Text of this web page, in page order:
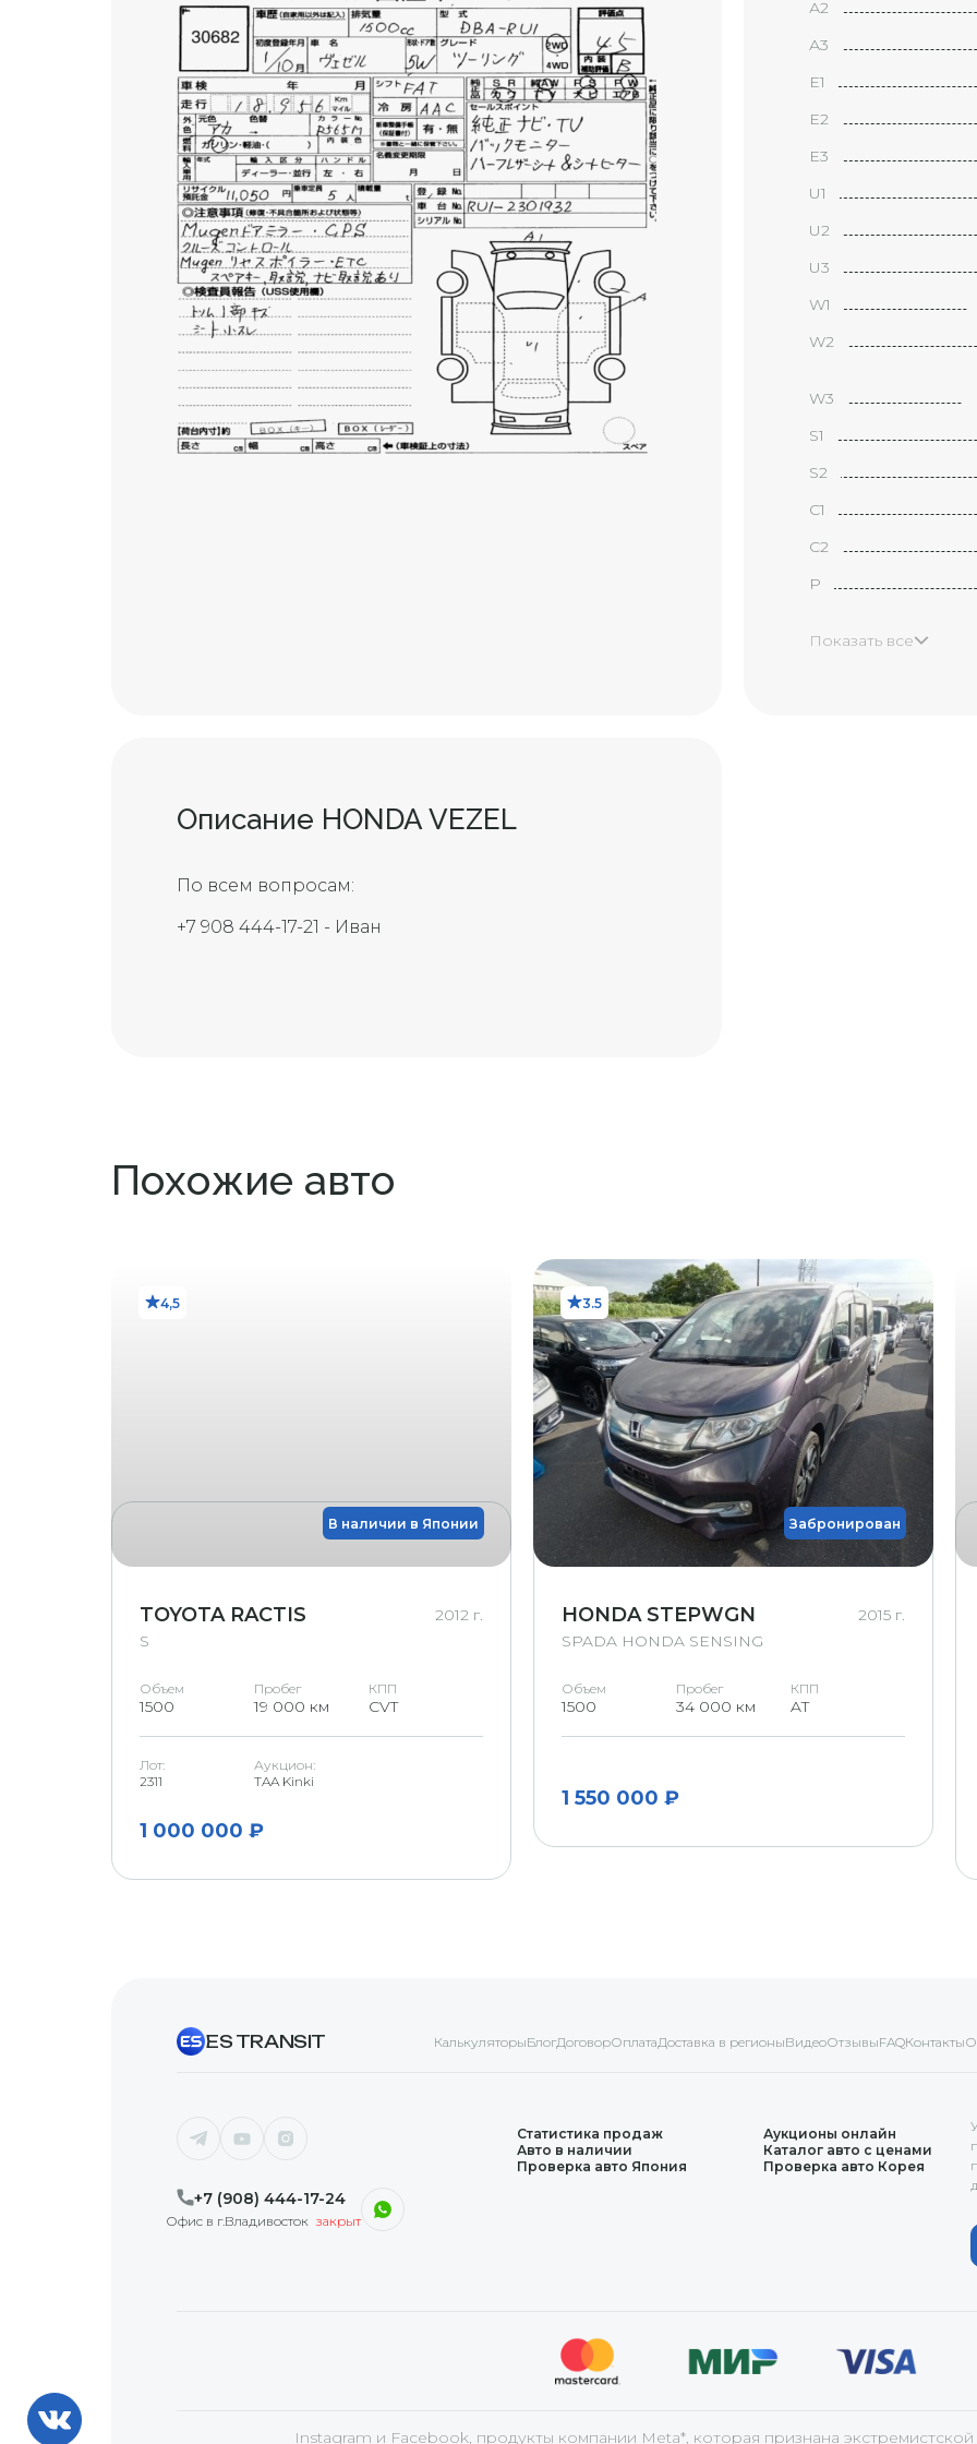
А2
А3
Е1
Е2
Е3
U1
U2
U3
W1
W2
W3
S1
S2
С1
С2
P
Показать все
Описание HONDA VEZEL
По всем вопросам:
+7 908 444-17-21 - Иван
Похожие авто
4,5
В наличии в Японии
TOYOTA RACTIS
S
2012 г.
Объем
1500
Пробег
19 000 км
КПП
CVT
Лот:
2311
Аукцион:
TAA Kinki
1 000 000 ₽
3.5
Забронирован
HONDA STEPWGN
SPADA HONDA SENSING
2015 г.
Объем
1500
Пробег
34 000 км
КПП
AT
1 550 000 ₽
ES TRANSIT КалькуляторыБлогДоговорОплатаДоставка в регионыВидеоОтзывыFAQКонтакты
+7 (908) 444-17-24
Офис в г.Владивосток закрыт
Статистика продаж
Аукционы онлайн
Авто в наличии
Каталог авто с ценами
Проверка авто Япония
Проверка авто Корея
Instagram и Facebook, продукты компании Meta*, которая признана